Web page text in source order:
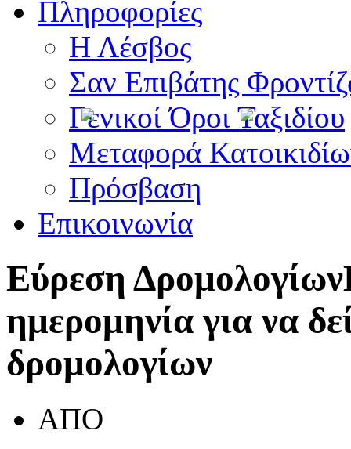
Πληροφορίες
Η Λέσβος
Σαν Επιβάτης
Γενικοί Όροι Ταξιδίου
Μεταφορά
Πρόσβαση
Επικοινωνία
Εύρεση Δρομολογίων
ημερομηνία για να
δρομολογίων
ΑΠΟ